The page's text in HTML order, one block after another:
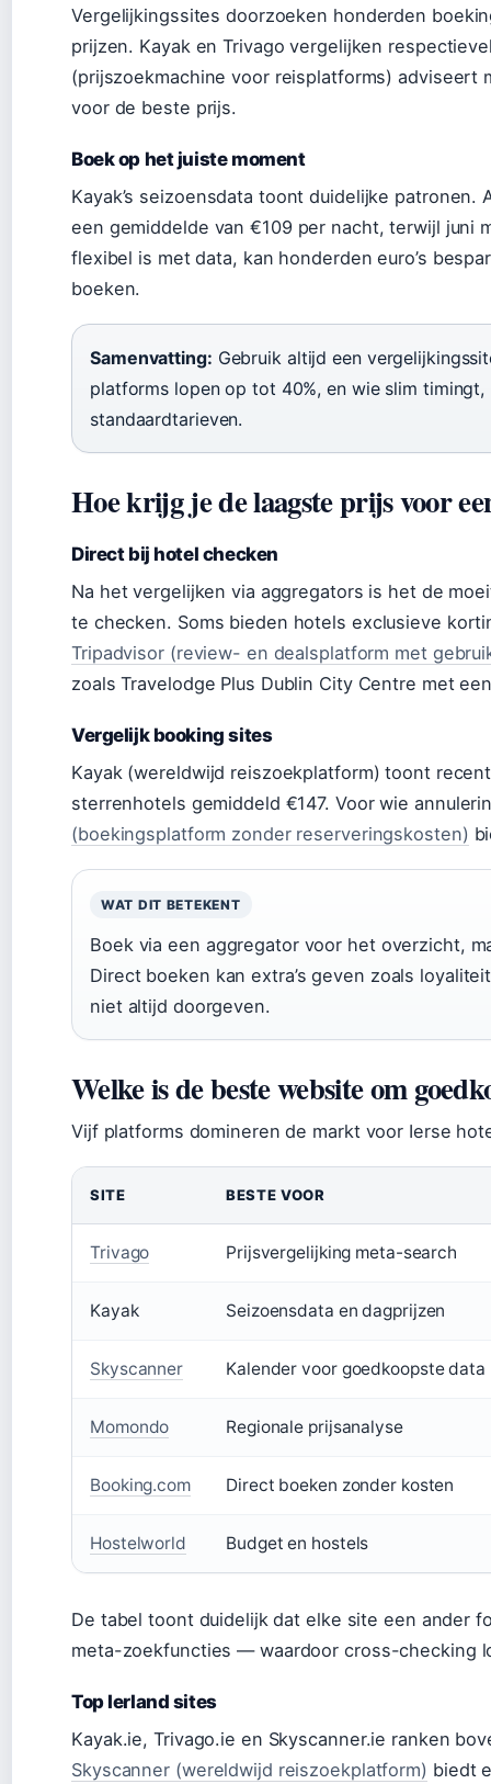
Vergelijkingssites doorzoeken honderden
prijzen. Kayak en Trivago vergelijken
(prijszoekmachine voor reisplatforms) adviseert
voor de beste prijs.
Boek op het juiste moment
Kayak’s seizoensdata toont duidelijke
een gemiddelde van €109 per nacht, terwijl juni
flexibel is met data, kan honderden euro’s
boeken.
Samenvatting: Gebruik altijd een
platforms lopen op tot 40%, en wie slim
standaardtarieven.
Hoe krijg je de laagste prijs voor
Direct bij hotel checken
Na het vergelijken via aggregators is het de
te checken. Soms bieden hotels exclusieve
Tripadvisor (review- en dealsplatform met
zoals Travelodge Plus Dublin City Centre met
Vergelijk booking sites
Kayak (wereldwijd reiszoekplatform) toont
sterrenhotels gemiddeld €147. Voor wie
(boekingsplatform zonder reserveringskosten)
WAT DIT BETEKENT
Boek via een aggregator voor het overzicht,
Direct boeken kan extra’s geven zoals
niet altijd doorgeven.
Welke is de beste website om
Vijf platforms domineren de markt voor Ierse
SITE BESTE VOOR
Trivago Prijsvergelijking meta-search
Kayak Seizoensdata en dagprijzen
Skyscanner Kalender voor goedkoopste data
Momondo Regionale prijsanalyse
Booking.com Direct boeken zonder kosten
Hostelworld Budget en hostels
De tabel toont duidelijk dat elke site een ander
meta-zoekfuncties — waardoor cross-checking
Top Ierland sites
Kayak.ie, Trivago.ie en Skyscanner.ie ranken
Skyscanner (wereldwijd reiszoekplatform) biedt